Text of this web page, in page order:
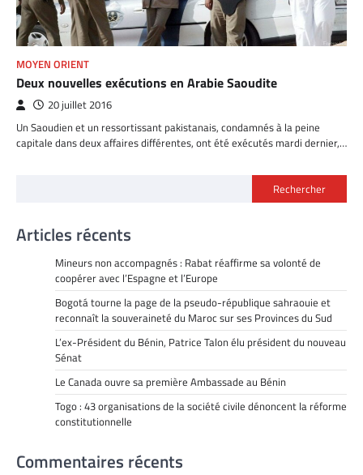
MOYEN ORIENT
Deux nouvelles exécutions en Arabie Saoudite
20 juillet 2016
Un Saoudien et un ressortissant pakistanais, condamnés à la peine
capitale dans deux affaires différentes, ont été exécutés mardi dernier,…
Rechercher
Articles récents
Mineurs non accompagnés : Rabat réaffirme sa volonté de
coopérer avec l’Espagne et l’Europe
Bogotá tourne la page de la pseudo-république sahraouie et
reconnaît la souveraineté du Maroc sur ses Provinces du Sud
L’ex-Président du Bénin, Patrice Talon élu président du nouveau
Sénat
Le Canada ouvre sa première Ambassade au Bénin
Togo : 43 organisations de la société civile dénoncent la réforme
constitutionnelle
Commentaires récents